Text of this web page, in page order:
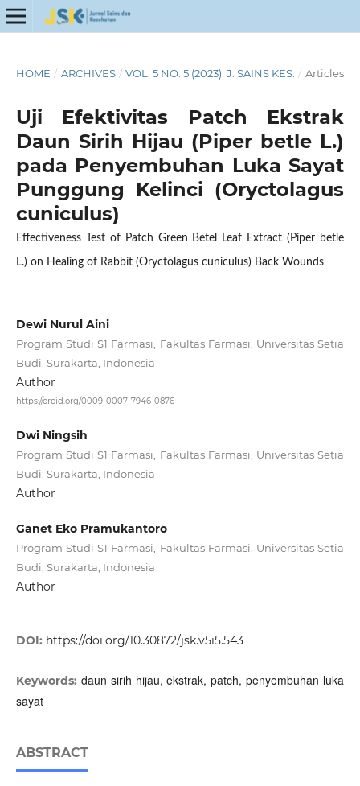
HOME / ARCHIVES / VOL. 5 NO. 5 (2023): J. SAINS KES. / Articles
Uji Efektivitas Patch Ekstrak
Daun Sirih Hijau (Piper betle L.)
pada Penyembuhan Luka Sayat
Punggung Kelinci (Oryctolagus
cuniculus)
Effectiveness Test of Patch Green Betel Leaf Extract (Piper betle
L.) on Healing of Rabbit (Oryctolagus cuniculus) Back Wounds
Dewi Nurul Aini
Program Studi S1 Farmasi, Fakultas Farmasi, Universitas Setia
Budi, Surakarta, Indonesia
Author
https://orcid.org/0009-0007-7946-0876
Dwi Ningsih
Program Studi S1 Farmasi, Fakultas Farmasi, Universitas Setia
Budi, Surakarta, Indonesia
Author
Ganet Eko Pramukantoro
Program Studi S1 Farmasi, Fakultas Farmasi, Universitas Setia
Budi, Surakarta, Indonesia
Author
DOI: https://doi.org/10.30872/jsk.v5i5.543
Keywords: daun sirih hijau, ekstrak, patch, penyembuhan luka
sayat
ABSTRACT